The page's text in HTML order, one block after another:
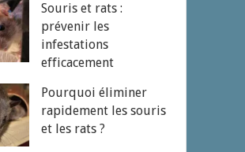
Souris et rats :
prévenir les
infestations
efficacement
Pourquoi éliminer
rapidement les souris
et les rats ?